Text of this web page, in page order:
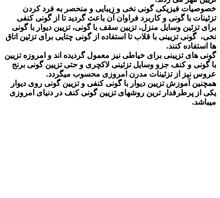
خصوصیات فیزیکی گونی نخی و زیبایی و منحصر به فرد کردن
تزئینات با گونی و کاربرد فراوان آن باعث گردید تا از گونی کنفی
برای تزئین وسایل منزل، تزیین سقف با گونی، تزیین دیوار با گونی
نخی، گونی تزیینی با قلاب تا استفاده از گونی چتایی برای تزئین اتاق
ها استفاده کنند.
گونی های تزیینی برای خیاطی نیز معمول گردیده اند و امروزه تزیین
با گونی و کنف جزو وسایل تزئینی لاکچری و حتی تزیین گونی برنج
عروس نیز از تزئینات مدرن امروزی محسوب میگردد.
همچنین آموزش تزیین دیوار با گونی کنفی و تزیین گونی روی دیوار
یکی از پرطرفدار ترین روشهای تزیین گونی کنف در دنیای امروزی
میباشد.